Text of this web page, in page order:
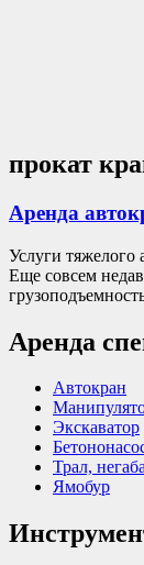
прокат
Аренда
Услуги тяжелого
Еще совсем
Аренда
Автокран
Экскаватор
Трал,
Ямобур